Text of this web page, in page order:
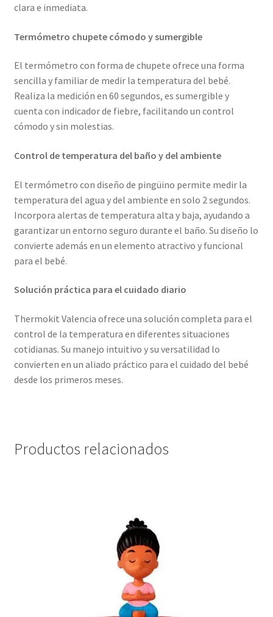
clara e inmediata.
Termómetro chupete cómodo y sumergible
El termómetro con forma de chupete ofrece una forma
sencilla y familiar de medir la temperatura del bebé.
Realiza la medición en 60 segundos, es sumergible y
cuenta con indicador de fiebre, facilitando un control
cómodo y sin molestias.
Control de temperatura del baño y del ambiente
El termómetro con diseño de pingüino permite medir la
temperatura del agua y del ambiente en solo 2 segundos.
Incorpora alertas de temperatura alta y baja, ayudando a
garantizar un entorno seguro durante el baño. Su diseño lo
convierte además en un elemento atractivo y funcional
para el bebé.
Solución práctica para el cuidado diario
Thermokit Valencia ofrece una solución completa para el
control de la temperatura en diferentes situaciones
cotidianas. Su manejo intuitivo y su versatilidad lo
convierten en un aliado práctico para el cuidado del bebé
desde los primeros meses.
Productos relacionados